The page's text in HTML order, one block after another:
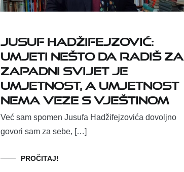
Jusuf Hadžifejzović:
Umjeti nešto da radiš za
zapadni svijet je
umjetnost, a umjetnost
nema veze s vještinom
Već sam spomen Jusufa Hadžifejzovića dovoljno
govori sam za sebe, […]
PROČITAJ!